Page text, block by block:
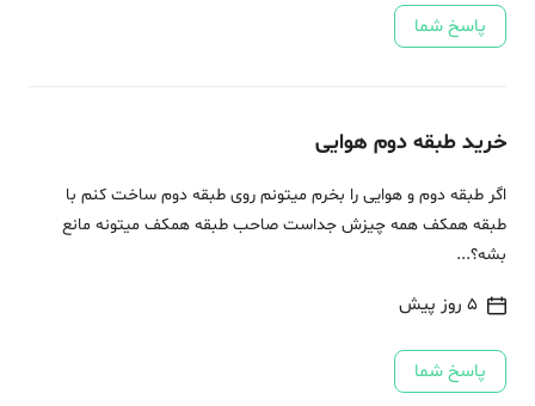
پاسخ شما
خرید طبقه دوم هوایی
اگر طبقه دوم و هوایی را بخرم میتونم روی طبقه دوم ساخت کنم با
طبقه همکف همه چیزش جداست صاحب طبقه همکف میتونه مانع
بشه؟...
5 روز پیش
پاسخ شما